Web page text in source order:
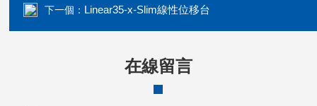
下一個： Linear35-x-Slim線性位移台
在線留言